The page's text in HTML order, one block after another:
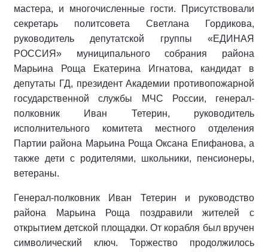
мастера, и многочисленные гости. Присутствовали
секретарь политсовета Светлана Гордикова,
руководитель депутатской группы «ЕДИНАЯ
РОССИЯ» муниципального собрания района
Марьина Роща Екатерина Игнатова, кандидат в
депутаты ГД, президент Академии противопожарной
государственной службы МЧС России, генерал-
полковник Иван Тетерин, руководитель
исполнительного комитета местного отделения
Партии района Марьина Роща Оксана Епифанова, а
также дети с родителями, школьники, пенсионеры,
ветераны.
Генерал-полковник Иван Тетерин и руководство
района Марьина Роща поздравили жителей с
открытием детской площадки. От корабля был вручен
символический ключ. Торжество продолжилось